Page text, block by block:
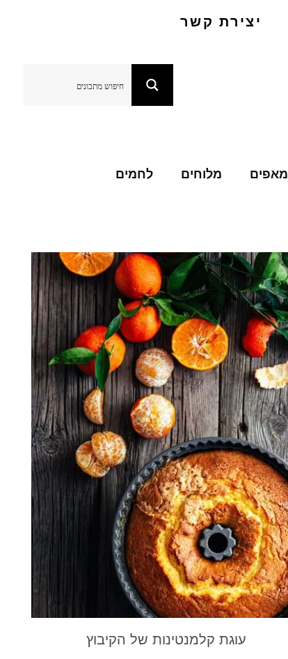
יצירת קשר
מאפים מלוחים לחמים
עוגת קלמנטינות של הקיבוץ